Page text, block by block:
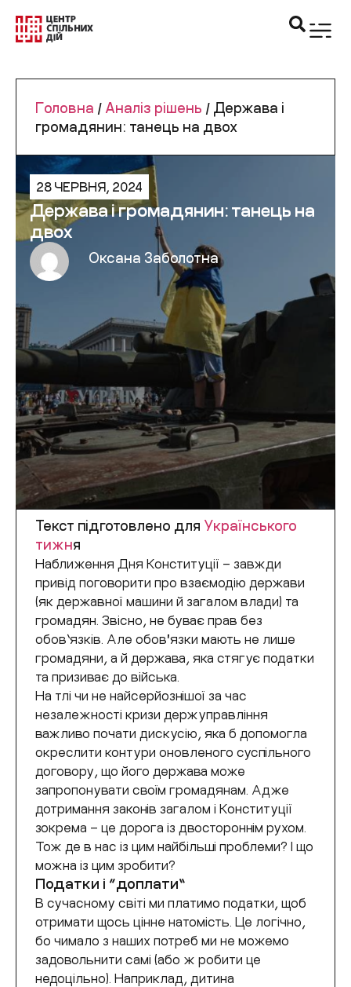
Головна / Аналіз рішень / Держава і
громадянин: танець на двох
28 ЧЕРВНЯ, 2024
Держава і громадянин: танець на
двох
Оксана Заболотна
Текст підготовлено для Українського
тижня
Наближення Дня Конституції – завжди
привід поговорити про взаємодію держави
(як державної машини й загалом влади) та
громадян. Звісно, не буває прав без
обов’язків. Але обовʼязки мають не лише
громадяни, а й держава, яка стягує податки
та призиває до війська.
На тлі чи не найсерйознішої за час
незалежності кризи держуправління
важливо почати дискусію, яка б допомогла
окреслити контури оновленого суспільного
договору, що його держава може
запропонувати своїм громадянам. Адже
дотримання законів загалом і Конституції
зокрема – це дорога із двостороннім рухом.
Тож де в нас із цим найбільші проблеми? І що
можна із цим зробити?
Податки і “доплати”
В сучасному світі ми платимо податки, щоб
отримати щось цінне натомість. Це логічно,
бо чимало з наших потреб ми не можемо
задовольнити самі (або ж робити це
недоцільно). Наприклад, дитина